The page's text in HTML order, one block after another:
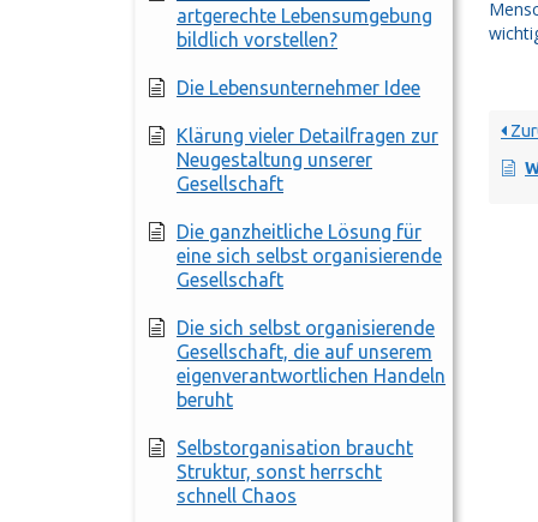
artgerechte Lebensumgebung
bildlich vorstellen?
Die Lebensunternehmer Idee
Klärung vieler Detailfragen zur
Neugestaltung unserer
Gesellschaft
Die ganzheitliche Lösung für
eine sich selbst organisierende
Gesellschaft
Die sich selbst organisierende
Gesellschaft, die auf unserem
eigenverantwortlichen Handeln
beruht
Selbstorganisation braucht
Struktur, sonst herrscht
schnell Chaos